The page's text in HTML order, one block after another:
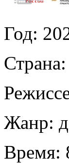
Год:
Страна:
Жанр:
Время: